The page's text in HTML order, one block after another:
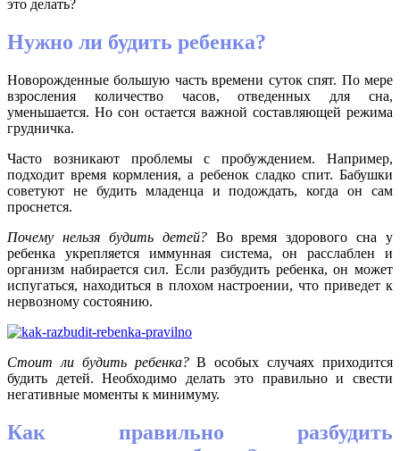
это делать?
Нужно ли будить ребенка?
Новорожденные большую часть времени суток спят. По мере
взросления количество часов, отведенных для сна,
уменьшается. Но сон остается важной составляющей режима
грудничка.
Часто возникают проблемы с пробуждением. Например,
подходит время кормления, а ребенок сладко спит. Бабушки
советуют не будить младенца и подождать, когда он сам
проснется.
Почему нельзя будить детей?Во время здорового сна у
ребенка укрепляется иммунная система, он расслаблен и
организм набирается сил. Если разбудить ребенка, он может
испугаться, находиться в плохом настроении, что приведет к
нервозному состоянию.
Стоит ли будить ребенка?В особых случаях приходится
будить детей. Необходимо делать это правильно и свести
негативные моменты к минимуму.
Как правильно разбудить